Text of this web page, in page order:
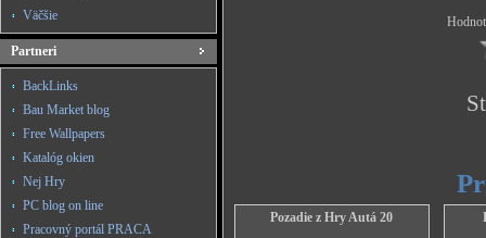
Väčšie
Partneri
BackLinks
Bau Market blog
Free Wallpapers
Katalóg okien
Nej Hry
PC blog on line
Pracovný portál PRACA
Pozadie z Hry Autá 20